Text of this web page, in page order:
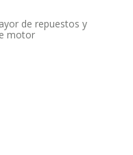
de repuestos y
motor